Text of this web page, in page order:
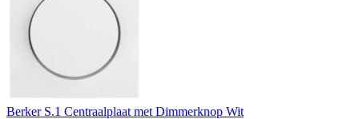
Berker S.1 Centraalplaat met Dimmerknop Wit